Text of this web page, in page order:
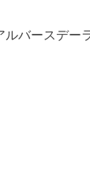
バースデー